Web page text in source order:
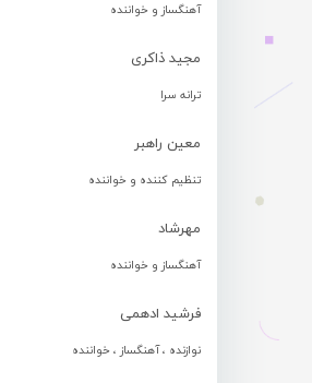
آهنگساز و خواننده
مجید ذاکری
ترانه سرا
معین راهبر
تنظیم کننده و خواننده
مهرشاد
آهنگساز و خواننده
فرشید ادهمی
نوازنده ، آهنگساز ، خواننده